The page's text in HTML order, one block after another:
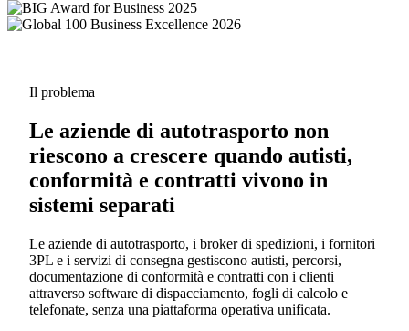
Il problema
Le aziende di autotrasporto non
riescono a crescere quando autisti,
conformità e contratti vivono in
sistemi separati
Le aziende di autotrasporto, i broker di spedizioni, i fornitori
3PL e i servizi di consegna gestiscono autisti, percorsi,
documentazione di conformità e contratti con i clienti
attraverso software di dispacciamento, fogli di calcolo e
telefonate, senza una piattaforma operativa unificata.